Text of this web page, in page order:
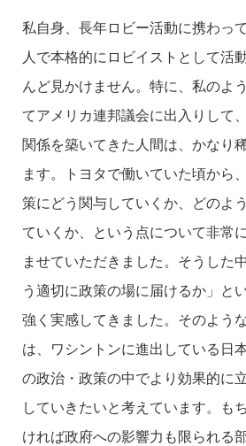
私自身、長年ロビー活動に携わっ
人で本格的にロビイストとして活
んど見かけません。特に、私のよ
てアメリカ連邦議会に出入りして
関係を築いてきた人間は、かなり
ます。トヨタで働いていた頃から
策にどう関与していくか、どのよ
ていくか、という点について非常
ませていただきました。そうした
う適切に政策の場に届けるか」と
強く実感してきました。そのよう
は、ワシントンに進出している日
の政治・政策の中でより効果的に
していきたいと考えています。も
ければ政府への影響力も限られる